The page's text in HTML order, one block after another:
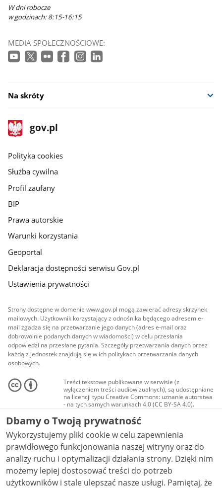
W dni robocze
w godzinach: 8:15-16:15
MEDIA SPOŁECZNOŚCIOWE:
Na skróty
stopka
gov.pl
Strona
gov.pl
gov.pl
Polityka cookies
Służba cywilna
Profil zaufany
BIP
Prawa autorskie
Warunki korzystania
Geoportal
Deklaracja dostępności serwisu Gov.pl
Ustawienia prywatności
Strony dostępne w domenie www.gov.pl mogą zawierać adresy skrzynek
mailowych. Użytkownik korzystający z odnośnika będącego adresem e-
mail zgadza się na przetwarzanie jego danych (adres e-mail oraz
dobrowolnie podanych danych w wiadomości) w celu przesłania
odpowiedzi na przesłane pytania. Szczegóły przetwarzania danych przez
każdą z jednostek znajdują się w ich politykach przetwarzania danych
osobowych.
Treści tekstowe publikowane w serwisie (z
wyłączeniem treści audiowizualnych), są udostępniane
na licencji typu Creative Commons: uznanie autorstwa
- na tych samych warunkach 4.0 (CC BY-SA 4.0).
Materiały audiowizualne, w tym zdjęcia, materiały
audio i wideo, są udostępniane na licencji typu
Creative Commons: uznanie autorstwa użycie
niekomercyjne - bez utworów zależnych 4.0 (CC BY-
NC-ND 4.0), o ile nie jest to stwierdzone inaczej.
Dbamy o Twoją prywatność
Wykorzystujemy pliki cookie w celu zapewnienia
prawidłowego funkcjonowania naszej witryny oraz do
analizy ruchu i optymalizacji działania strony. Dzięki nim
możemy lepiej dostosować treści do potrzeb
użytkowników i stale ulepszać nasze usługi. Pamiętaj, że